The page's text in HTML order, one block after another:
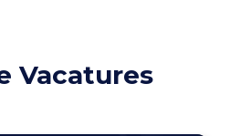
Vacatures